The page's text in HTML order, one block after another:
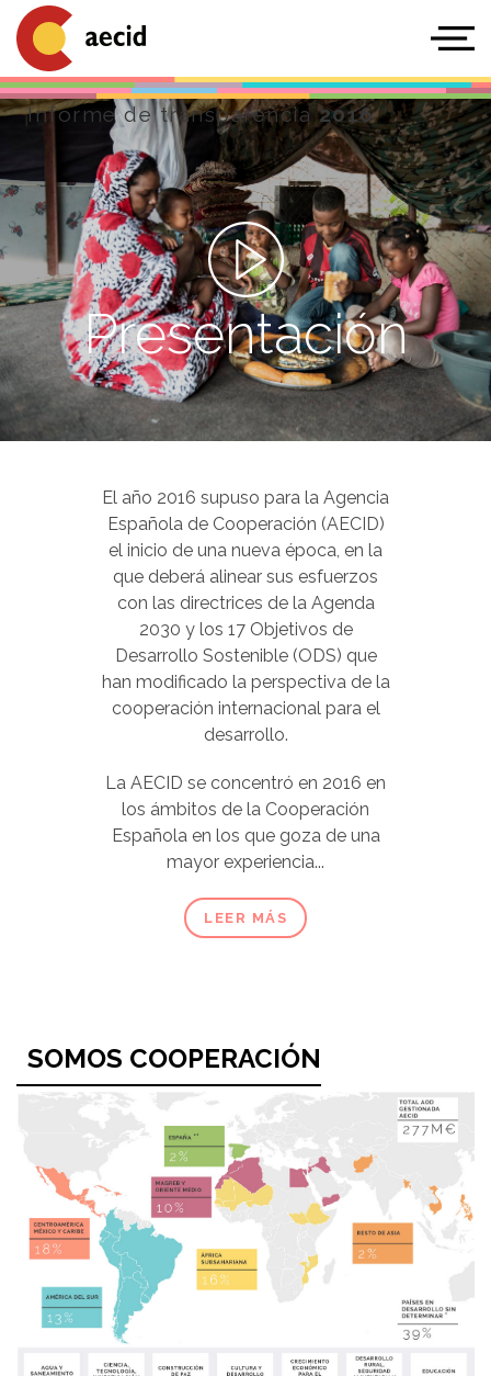
Informe de transparencia2016
Presentación
El año 2016 supuso para la Agencia
Española de Cooperación (AECID)
el inicio de una nueva época, en la
que deberá alinear sus esfuerzos
con las directrices de la Agenda
2030 y los 17 Objetivos de
Desarrollo Sostenible (ODS) que
han modificado la perspectiva de la
cooperación internacional para el
desarrollo.
La AECID se concentró en 2016 en
los ámbitos de la Cooperación
Española en los que goza de una
mayor experiencia...
LEER MÁS
SOMOS COOPERACIÓN